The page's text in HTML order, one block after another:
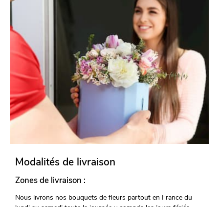
Modalités de livraison
Zones de livraison :
Nous livrons nos bouquets de fleurs partout en France du